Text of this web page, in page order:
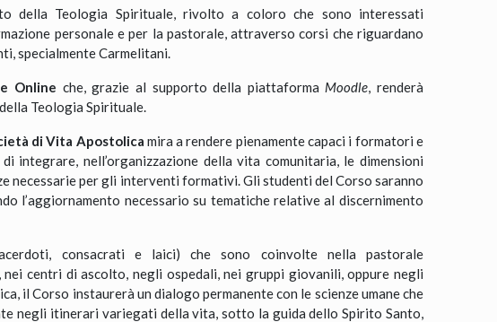
della Teologia Spirituale, rivolto a coloro che sono interessati
personale e per la pastorale, attraverso corsi che riguardano
specialmente Carmelitani.
Online che, grazie al supporto della piattaforma Moodle , renderà
Teologia Spirituale.
di Vita Apostolica mira a rendere pienamente capaci i formatori e
nell’organizzazione della vita comunitaria, le dimensioni
necessarie per gli interventi formativi. Gli studenti del Corso saranno
l’aggiornamento necessario su tematiche relative al discernimento
consacrati e laici) che sono coinvolte nella pastorale
centri di ascolto, negli ospedali, nei gruppi giovanili, oppure negli
il Corso instaurerà un dialogo permanente con le scienze umane che
negli itinerari variegati della vita, sotto la guida dello Spirito Santo,